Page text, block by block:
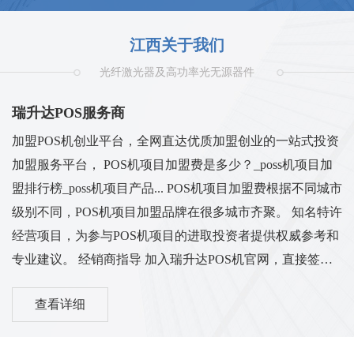
江西关于我们
光纤激光器及高功率光无源器件
瑞升达POS服务商
加盟POS机创业平台，全网直达优质加盟创业的一站式投资
加盟服务平台， POS机项目加盟费是多少？_poss机项目加
盟排行榜_poss机项目产品... POS机项目加盟费根据不同城市
级别不同，POS机项目加盟品牌在很多城市齐聚。 知名特许
经营项目，为参与POS机项目的进取投资者提供权威参考和
专业建议。 经销商指导 加入瑞升达POS机官网，直接签名
盟店在全国范围内低费率、不加价收购POS机，招收代理商
查看详细